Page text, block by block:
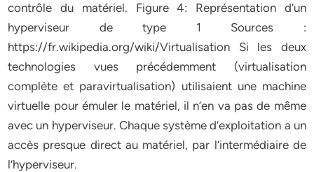
contrôle du matériel. Figure 4: Représentation d’un
hyperviseur de type 1 Sources :
https://fr.wikipedia.org/wiki/Virtualisation Si les deux
technologies vues précédemment (virtualisation
complète et paravirtualisation) utilisaient une machine
virtuelle pour émuler le matériel, il n’en va pas de même
avec un hyperviseur. Chaque système d’exploitation a un
accès presque direct au matériel, par l’intermédiaire de
l’hyperviseur.